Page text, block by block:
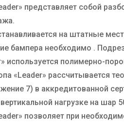
представляет собой
на штатные
бампера необходимо .
используется полимерно-
«Leader» рассчитывается
7) в аккредитованной
нагрузке на шар
позволяет при